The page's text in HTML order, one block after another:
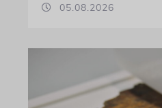
05.08.2026